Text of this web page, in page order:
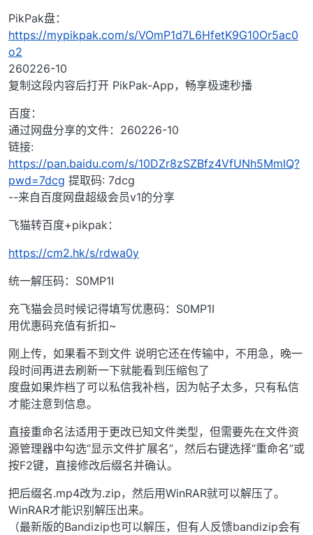
PikPak盘：
https://mypikpak.com/s/VOmP1d7L6HfetK9G10Or5ac0
o2
260226-10
复制这段内容后打开 PikPak-App，畅享极速秒播
百度：
通过网盘分享的文件：260226-10
链接:
https://pan.baidu.com/s/10DZr8zSZBfz4VfUNh5MmIQ?
pwd=7dcg 提取码: 7dcg
--来自百度网盘超级会员v1的分享
飞猫转百度+pikpak：
https://cm2.hk/s/rdwa0y
统一解压码：S0MP1I
充飞猫会员时候记得填写优惠码：S0MP1I
用优惠码充值有折扣~
刚上传，如果看不到文件 说明它还在传输中，不用急，晚一
段时间再进去刷新一下就能看到压缩包了
度盘如果炸档了可以私信我补档，因为帖子太多，只有私信
才能注意到信息。
直接重命名法适用于更改已知文件类型，但需要先在文件资
源管理器中勾选“显示文件扩展名”，然后右键选择“重命名”或
按F2键，直接修改后缀名并确认。
把后缀名.mp4改为.zip，然后用WinRAR就可以解压了。
WinRAR才能识别解压出来。
（最新版的Bandizip也可以解压，但有人反馈bandizip会有